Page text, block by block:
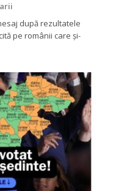
după rezultatele
pe românii care și-